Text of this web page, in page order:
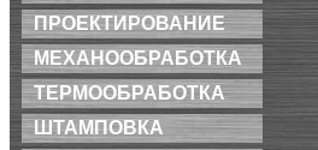
ПРОЕКТИРОВАНИЕ
МЕХАНООБРАБОТКА
ТЕРМООБРАБОТКА
ШТАМПОВКА